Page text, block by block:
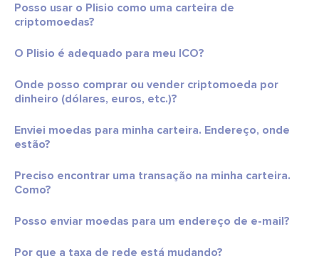
Posso usar o Plisio como uma carteira de
criptomoedas?
O Plisio é adequado para meu ICO?
Onde posso comprar ou vender criptomoeda por
dinheiro (dólares, euros, etc.)?
Enviei moedas para minha carteira. Endereço, onde
estão?
Preciso encontrar uma transação na minha carteira.
Como?
Posso enviar moedas para um endereço de e-mail?
Por que a taxa de rede está mudando?